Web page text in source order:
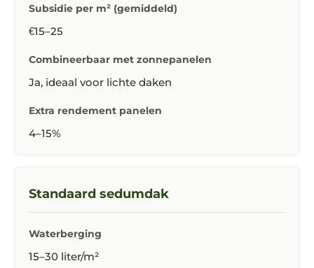
Subsidie per m² (gemiddeld)
€15–25
Combineerbaar met zonnepanelen
Ja, ideaal voor lichte daken
Extra rendement panelen
4–15%
Standaard sedumdak
Waterberging
15–30 liter/m²